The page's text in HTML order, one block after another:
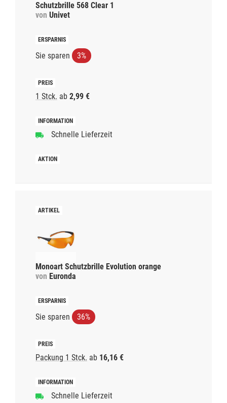
Schutzbrille 568 Clear 1
von Univet
Sie sparen 3%
1 Stck. ab 2,99 €
Schnelle Lieferzeit
Monoart Schutzbrille Evolution orange
von Euronda
Sie sparen 36%
Packung 1 Stck. ab 16,16 €
Schnelle Lieferzeit